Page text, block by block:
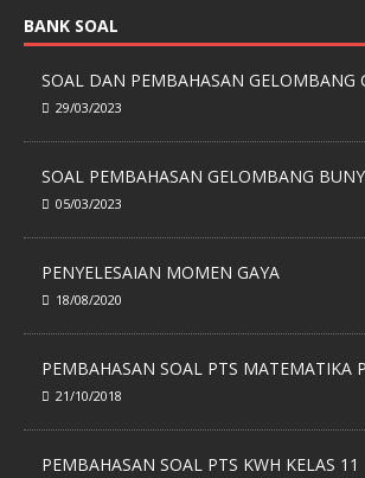
BANK SOAL
SOAL DAN PEMBAHASAN GELOMBANG
29/03/2023
SOAL PEMBAHASAN GELOMBANG
05/03/2023
PENYELESAIAN MOMEN GAYA
18/08/2020
PEMBAHASAN SOAL PTS MATEMATIKA
21/10/2018
PEMBAHASAN SOAL PTS KWH KELAS 11